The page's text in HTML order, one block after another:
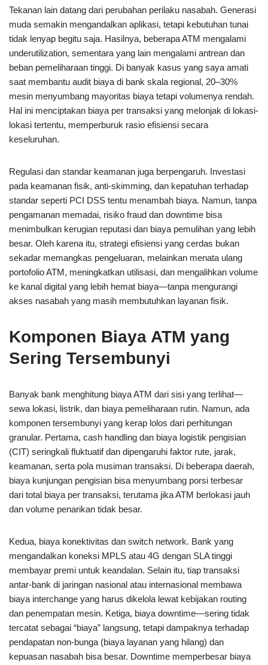
Tekanan lain datang dari perubahan perilaku nasabah. Generasi
muda semakin mengandalkan aplikasi, tetapi kebutuhan tunai
tidak lenyap begitu saja. Hasilnya, beberapa ATM mengalami
underutilization, sementara yang lain mengalami antrean dan
beban pemeliharaan tinggi. Di banyak kasus yang saya amati
saat membantu audit biaya di bank skala regional, 20–30%
mesin menyumbang mayoritas biaya tetapi volumenya rendah.
Hal ini menciptakan biaya per transaksi yang melonjak di lokasi-
lokasi tertentu, memperburuk rasio efisiensi secara
keseluruhan.
Regulasi dan standar keamanan juga berpengaruh. Investasi
pada keamanan fisik, anti-skimming, dan kepatuhan terhadap
standar seperti PCI DSS tentu menambah biaya. Namun, tanpa
pengamanan memadai, risiko fraud dan downtime bisa
menimbulkan kerugian reputasi dan biaya pemulihan yang lebih
besar. Oleh karena itu, strategi efisiensi yang cerdas bukan
sekadar memangkas pengeluaran, melainkan menata ulang
portofolio ATM, meningkatkan utilisasi, dan mengalihkan volume
ke kanal digital yang lebih hemat biaya—tanpa mengurangi
akses nasabah yang masih membutuhkan layanan fisik.
Komponen Biaya ATM yang
Sering Tersembunyi
Banyak bank menghitung biaya ATM dari sisi yang terlihat—
sewa lokasi, listrik, dan biaya pemeliharaan rutin. Namun, ada
komponen tersembunyi yang kerap lolos dari perhitungan
granular. Pertama, cash handling dan biaya logistik pengisian
(CIT) seringkali fluktuatif dan dipengaruhi faktor rute, jarak,
keamanan, serta pola musiman transaksi. Di beberapa daerah,
biaya kunjungan pengisian bisa menyumbang porsi terbesar
dari total biaya per transaksi, terutama jika ATM berlokasi jauh
dan volume penarikan tidak besar.
Kedua, biaya konektivitas dan switch network. Bank yang
mengandalkan koneksi MPLS atau 4G dengan SLA tinggi
membayar premi untuk keandalan. Selain itu, tiap transaksi
antar-bank di jaringan nasional atau internasional membawa
biaya interchange yang harus dikelola lewat kebijakan routing
dan penempatan mesin. Ketiga, biaya downtime—sering tidak
tercatat sebagai “biaya” langsung, tetapi dampaknya terhadap
pendapatan non-bunga (biaya layanan yang hilang) dan
kepuasan nasabah bisa besar. Downtime memperbesar biaya